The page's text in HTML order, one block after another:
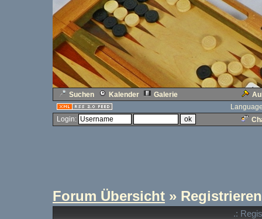
Suchen Kalender Galerie
Login:
Forum Übersicht » Registrieren
.: